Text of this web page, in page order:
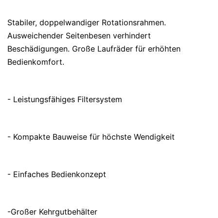
Stabiler, doppelwandiger Rotationsrahmen.
Ausweichender Seitenbesen verhindert
Beschädigungen. Große Laufräder für erhöhten
Bedienkomfort.
- Leistungsfähiges Filtersystem
- Kompakte Bauweise für höchste Wendigkeit
- Einfaches Bedienkonzept
-Großer Kehrgutbehälter